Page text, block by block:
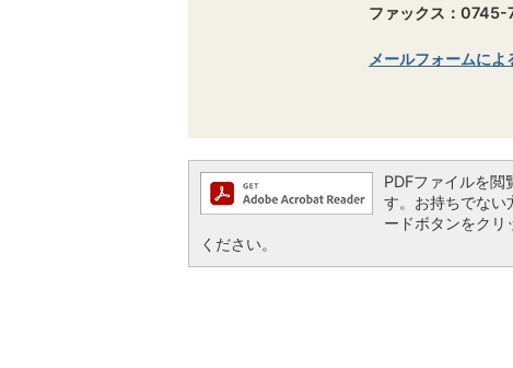
ファックス：
メールフォームに
PDFファイルを
す。お持ちでな
ードボタンをクリ
ください。